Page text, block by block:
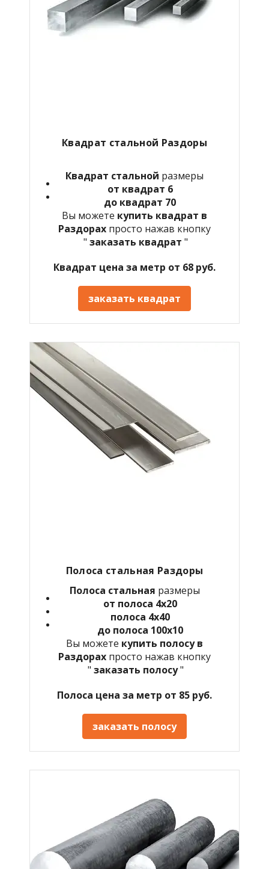
Квадрат стальной Раздоры
Квадрат стальной размеры
от квадрат 6
до квадрат 70
Вы можете купить квадрат в
Раздорах просто нажав кнопку
" заказать квадрат "
Квадрат цена за метр от 68 руб.
заказать квадрат
Полоса стальная Раздоры
Полоса стальная размеры
от полоса 4х20
полоса 4х40
до полоса 100х10
Вы можете купить полосу в
Раздорах просто нажав кнопку
" заказать полосу"
Полоса цена за метр от 85 руб.
заказать полосу